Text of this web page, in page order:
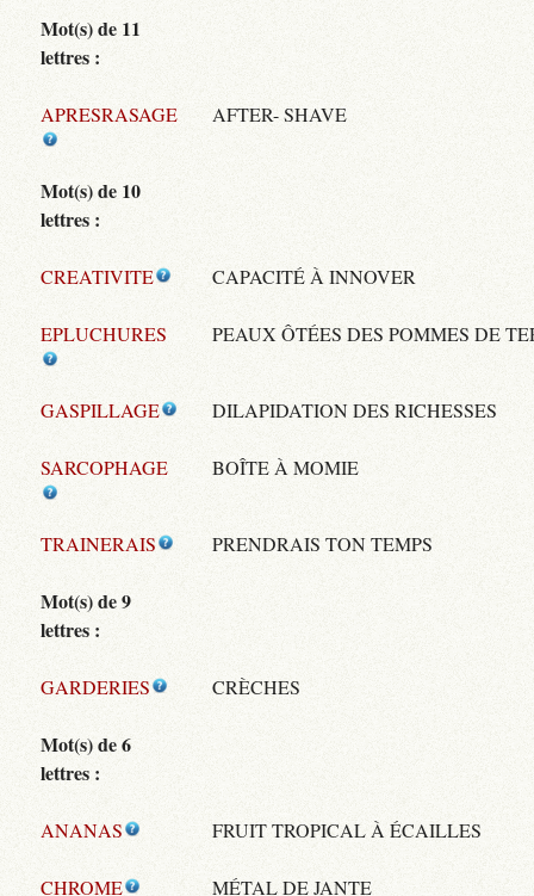
Mot(s) de 11
lettres :
APRESRASAGE AFTER- SHAVE
Mot(s) de 10
lettres :
CREATIVITE CAPACITÉ À INNOVER
EPLUCHURES PEAUX ÔTÉES DES POMMES DE
GASPILLAGE DILAPIDATION DES RICHESSES
SARCOPHAGE BOÎTE À MOMIE
TRAINERAIS PRENDRAIS TON TEMPS
Mot(s) de 9
lettres :
GARDERIES CRÈCHES
Mot(s) de 6
lettres :
ANANAS FRUIT TROPICAL À ÉCAILLES
CHROME MÉTAL DE JANTE